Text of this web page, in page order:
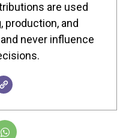
are used
production, and
never influence